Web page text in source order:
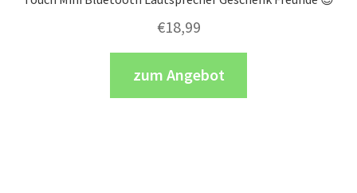
€18,99
zum Angebot